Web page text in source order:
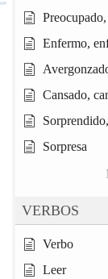
Enfermo,
Cansado,
Sorpresa
VERBOS
Verbo
Leer